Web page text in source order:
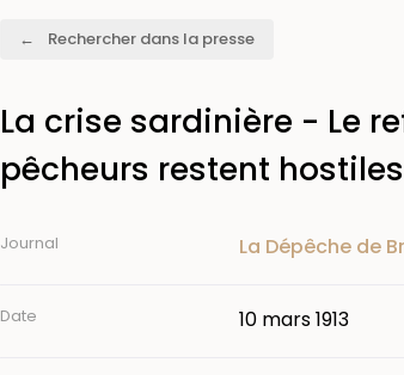
Rechercher dans la presse
La crise sardinière - Le
pêcheurs restent
Journal La Dépêche de
Date 10 mars 1913